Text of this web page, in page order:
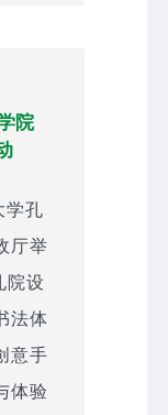
院
学孔
厅举
院设
法体
意手
体验